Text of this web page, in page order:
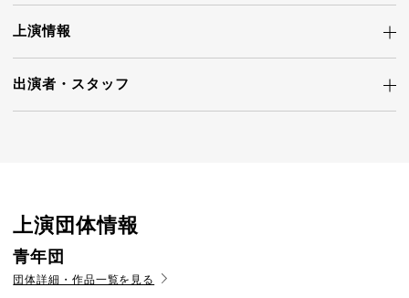
上演情報
出演者・ スタッフ
上演団体情報
青年団
団体詳細・作品一覧を見る